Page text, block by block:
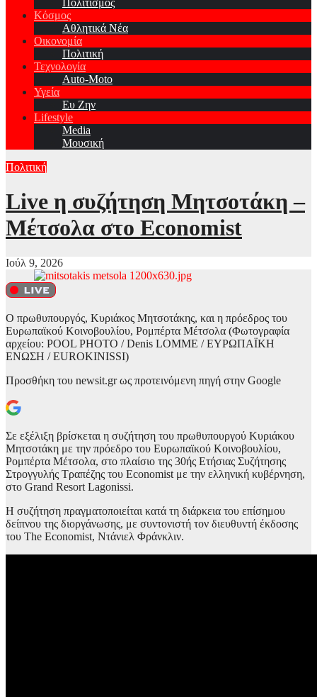
Πολιτισμός
Κόσμος
Αθλητικά Νέα
Οικονομία
Πολιτική
Τεχνολογία
Auto-Moto
Υγεία
Ευ Ζην
Lifestyle
Media
Μουσική
Πολιτική
Live η συζήτηση Μητσοτάκη –
Μέτσολα στο Economist
Ιούλ 9, 2026
Ο πρωθυπουργός, Κυριάκος Μητσοτάκης, και η πρόεδρος του
Ευρωπαϊκού Κοινοβουλίου, Ρομπέρτα Μέτσολα (Φωτογραφία
αρχείου: POOL PHOTO / Denis LOMME / ΕΥΡΩΠΑΪΚΗ
ΕΝΩΣΗ / EUROKINISSI)
Προσθήκη του newsit.gr ως προτεινόμενη πηγή στην Google
Σε εξέλιξη βρίσκεται η συζήτηση του πρωθυπουργού Κυριάκου
Μητσοτάκη με την πρόεδρο του Ευρωπαϊκού Κοινοβουλίου,
Ρομπέρτα Μέτσολα, στο πλαίσιο της 30ής Ετήσιας Συζήτησης
Στρογγυλής Τραπέζης του Economist με την ελληνική κυβέρνηση,
στο Grand Resort Lagonissi.
Η συζήτηση πραγματοποιείται κατά τη διάρκεια του επίσημου
δείπνου της διοργάνωσης, με συντονιστή τον διευθυντή έκδοσης
του The Economist, Ντάνιελ Φράνκλιν.